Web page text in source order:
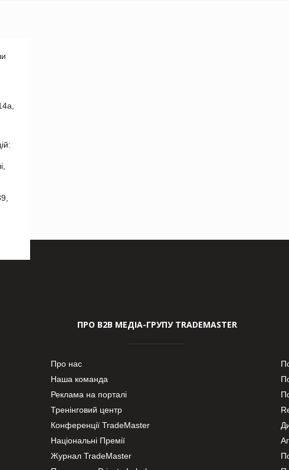
ПРО В2В МЕДІА-ГРУПУ TRADEMASTER
Про нас
Наша команда
Реклама на порталі
Тренінговий центр
Конференції TradeMaster
Національні Премії
Журнал TradeMaster